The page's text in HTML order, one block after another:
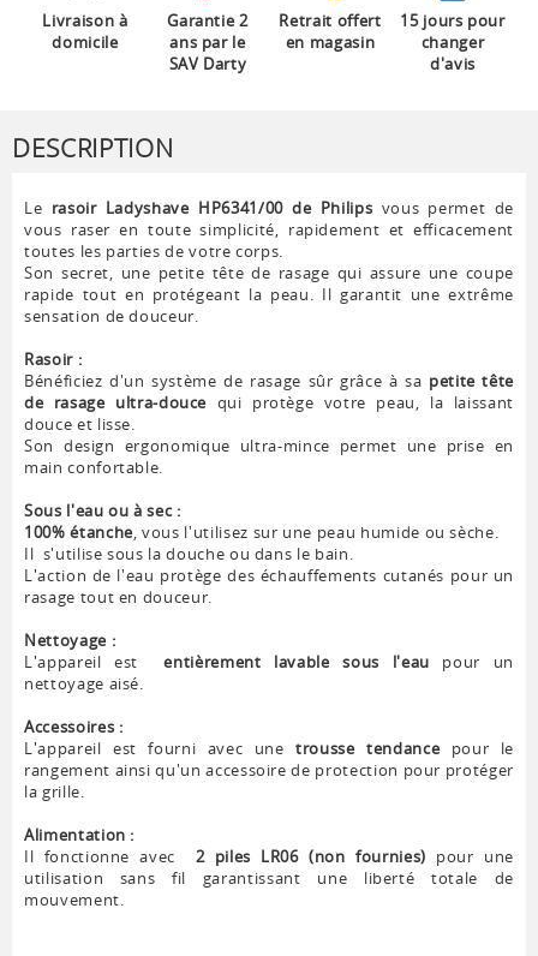
Livraison à
domicile
Garantie 2
ans par le
SAV Darty
Retrait offert
en magasin
15 jours pour
changer
d'avis
DESCRIPTION
Le rasoir Ladyshave HP6341/00 de Philips vous permet de
vous raser en toute simplicité, rapidement et efficacement
toutes les parties de votre corps.
Son secret, une petite tête de rasage qui assure une coupe
rapide tout en protégeant la peau. Il garantit une extrême
sensation de douceur.
Rasoir :
Bénéficiez d'un système de rasage sûr grâce à sa petite tête
de rasage ultra-douce qui protège votre peau, la laissant
douce et lisse.
Son design ergonomique ultra-mince permet une prise en
main confortable.
Sous l'eau ou à sec :
100% étanche, vous l'utilisez sur une peau humide ou sèche.
Il s'utilise sous la douche ou dans le bain.
L'action de l'eau protège des échauffements cutanés pour un
rasage tout en douceur.
Nettoyage :
L'appareil estentièrement lavable sous l'eau pour un
nettoyage aisé.
Accessoires :
L'appareil est fourni avec unetrousse tendancepour le
rangement ainsi qu'un accessoire de protection pour protéger
la grille.
Alimentation :
Il fonctionne avec 2 piles LR06 (non fournies) pour une
utilisation sans fil garantissant une liberté totale de
mouvement.